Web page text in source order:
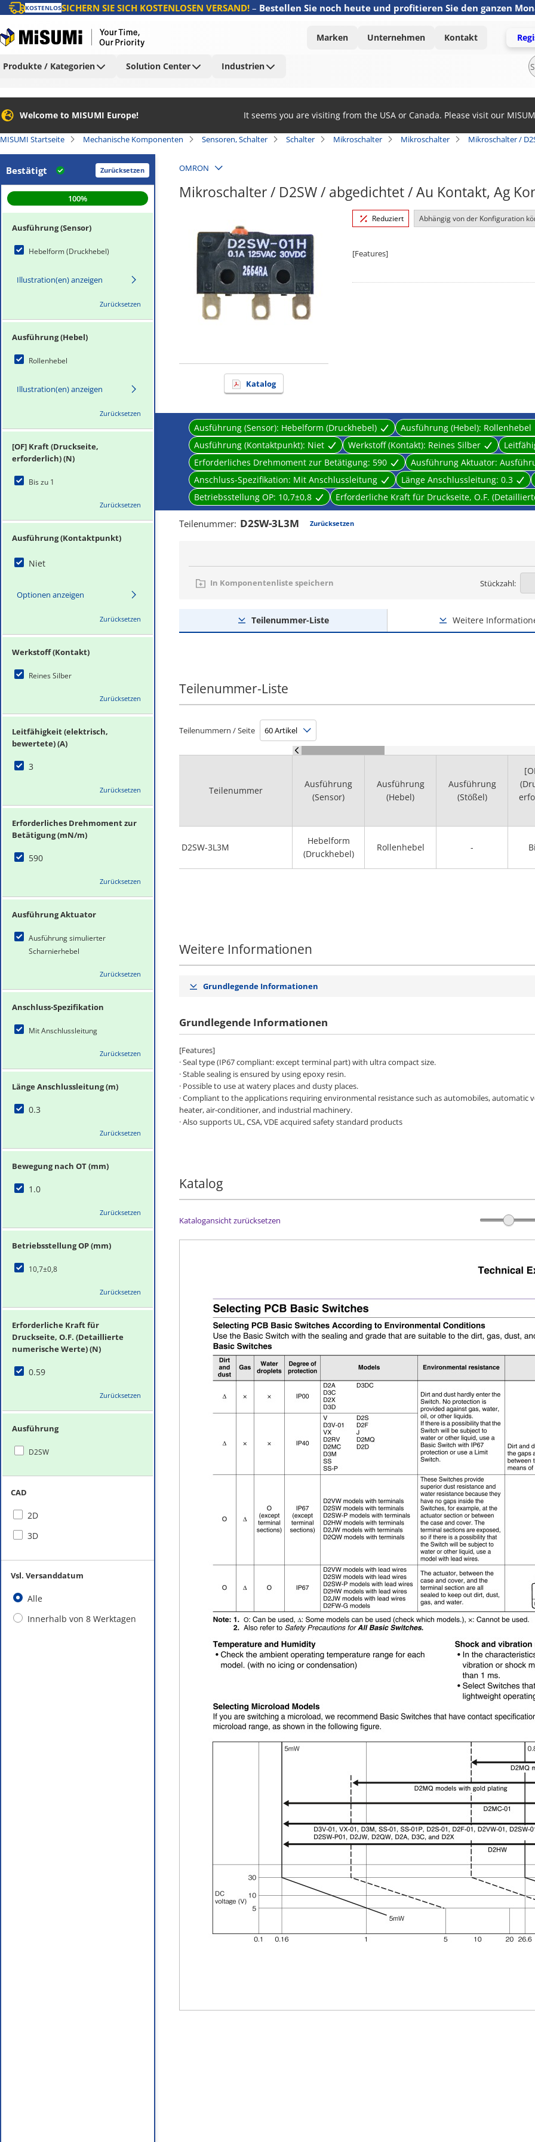
KOSTENLOSSICHERN SIE SICH KOSTENLOSEN VERSAND!– Bestellen Sie noch heute und profitieren Sie den ganzen
Marken Unternehmen Kontakt
Produkte / Kategorien Solution Center Industrien
Welcome to MISUMI Europe! It seems you are visiting from the USA or Canada. Please visit our
MISUMI Startseite Mechanische Komponenten Sensoren, Schalter Schalter Mikroschalter Mikroschalter Mikroschalter /
Bestätigt Zurücksetzen
100%
Ausführung (Sensor)
Hebelform (Druckhebel)
Illustration(en) anzeigen
Zurücksetzen
Ausführung (Hebel)
Rollenhebel
Illustration(en) anzeigen
Zurücksetzen
[OF] Kraft (Druckseite,
erforderlich) (N)
Bis zu 1
Zurücksetzen
Ausführung (Kontaktpunkt)
Niet
Optionen anzeigen
Zurücksetzen
Werkstoff (Kontakt)
Reines Silber
Zurücksetzen
Leitfähigkeit (elektrisch,
bewertete) (A)
3
Zurücksetzen
Erforderliches Drehmoment zur
Betätigung (mN/m)
590
Zurücksetzen
Ausführung Aktuator
Ausführung simulierter
Scharnierhebel
Zurücksetzen
Anschluss-Spezifikation
Mit Anschlussleitung
Zurücksetzen
Länge Anschlussleitung (m)
0.3
Zurücksetzen
Bewegung nach OT (mm)
1.0
Zurücksetzen
Betriebsstellung OP (mm)
10,7±0,8
Zurücksetzen
Erforderliche Kraft für
Druckseite, O.F. (Detaillierte
numerische Werte) (N)
0.59
Zurücksetzen
Ausführung
D2SW
CAD
2D
3D
Vsl. Versanddatum
Alle
Innerhalb von 8 Werktagen
OMRON
Mikroschalter / D2SW / abgedichtet / Au Kontakt, Ag
Katalog
Reduziert Abhängig von der Konfiguration
[Features]
Ausführung (Sensor): Hebelform (Druckhebel) Ausführung (Hebel): Rollenhebel
Ausführung (Kontaktpunkt): Niet Werkstoff (Kontakt): Reines Silber
Erforderliches Drehmoment zur Betätigung: 590 Ausführung Aktuator:
Anschluss-Spezifikation: Mit Anschlussleitung Länge Anschlussleitung: 0.3
Betriebsstellung OP: 10,7±0,8 Erforderliche Kraft für Druckseite, O.F.
Teilenummer: D2SW-3L3M Zurücksetzen
In Komponentenliste speichern Stückzahl:
Teilenummer-Liste Weitere
Teilenummer-Liste
Teilenummern / Seite
Teilenummer
D2SW-3L3M
Ausführung
(Sensor)
Ausführung
(Hebel)
Ausführung
(Stößel)
Hebelform
(Druckhebel)
Rollenhebel -
Weitere Informationen
Grundlegende Informationen
Grundlegende Informationen
[Features]
· Seal type (IP67 compliant: except terminal part) with ultra compact size.
· Stable sealing is ensured by using epoxy resin.
· Possible to use at watery places and dusty places.
· Compliant to the applications requiring environmental resistance such as automobiles,
heater, air-conditioner, and industrial machinery.
· Also supports UL, CSA, VDE acquired safety standard products
Katalog
Katalogansicht zurücksetzen